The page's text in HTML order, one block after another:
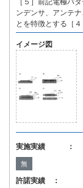
［５］前記電極パ
ンデンサ、アンテ
とを特徴とする［
イメージ図
実施実績 ：
無
許諾実績 ：